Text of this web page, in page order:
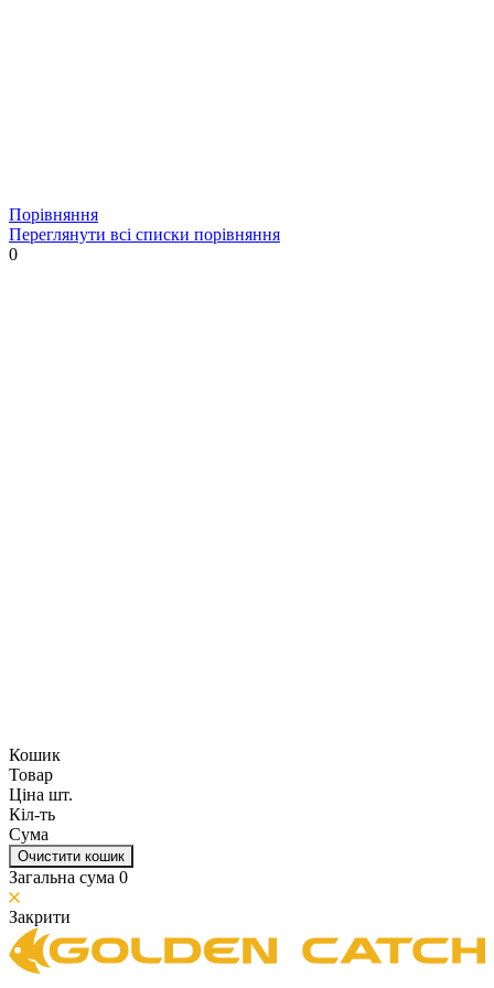
Порівняння
Переглянути всі списки порівняння
0
Кошик
Товар
Ціна шт.
Кіл-ть
Сума
Очистити кошик
Загальна сума 0
Закрити